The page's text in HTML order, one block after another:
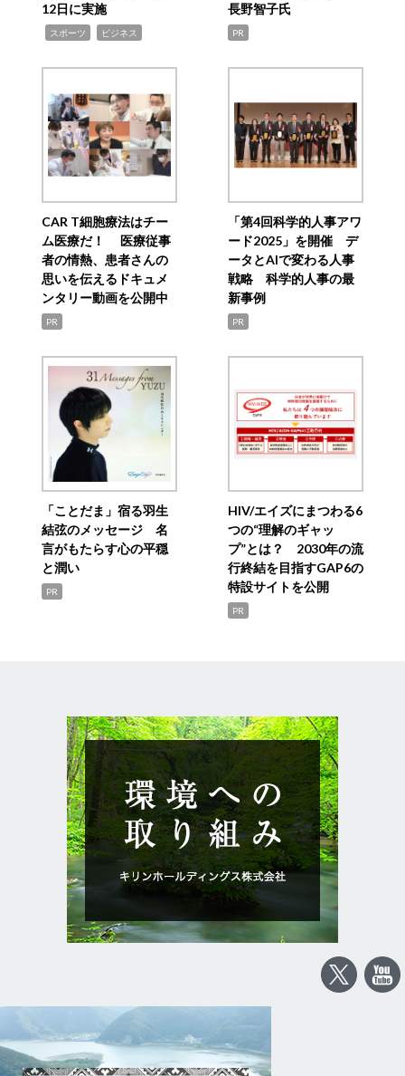
12日に実施
スポーツ ビジネス
長野智子氏
PR
CAR T細胞療法はチー
ム医療だ！ 医療従事
者の情熱、患者さんの
思いを伝えるドキュメ
ンタリー動画を公開中
PR
「第4回科学的人事アワ
ード2025」を開催 デ
ータとAIで変わる人事
戦略 科学的人事の最
新事例
PR
「ことだま」宿る羽生
結弦のメッセージ 名
言がもたらす心の平穏
と潤い
PR
HIV/エイズにまつわる6
つの“理解のギャッ
プ”とは？ 2030年の流
行終結を目指すGAP6の
特設サイトを公開
PR